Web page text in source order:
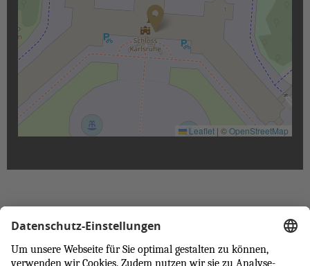
Leaflet | ©OpenStreetMap
Nach oben